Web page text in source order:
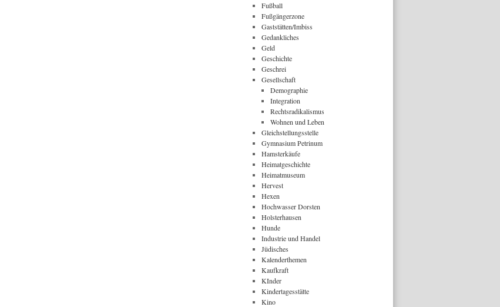
Fußball
Fußgängerzone
Gaststätten/Imbiss
Gedankliches
Geld
Geschichte
Geschrei
Gesellschaft
Demographie
Integration
Rechtsradikalismus
Wohnen und Leben
Gleichstellungsstelle
Gymnasium Petrinum
Hamsterkäufe
Heimatgeschichte
Heimatmuseum
Hervest
Hexen
Hochwasser Dorsten
Holsterhausen
Hunde
Industrie und Handel
Jüdisches
Kalenderthemen
Kaufkraft
KInder
Kindertagesstätte
Kino